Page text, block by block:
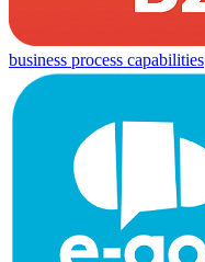
business process capabilities